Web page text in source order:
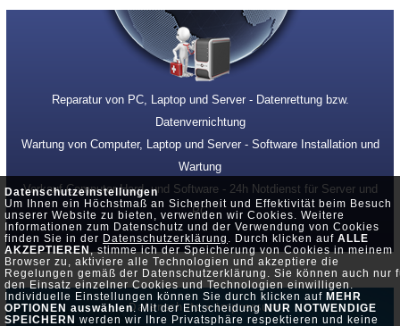
Datenschutzeinstellungen
Um Ihnen ein Höchstmaß an Sicherheit und Effektivität beim Besuch
unserer Website zu bieten, verwenden wir Cookies. Weitere
Informationen zum Datenschutz und der Verwendung von Cookies
finden Sie in der Datenschutzerklärung . Durch klicken auf ALLE
AKZEPTIEREN, stimme ich der Speicherung von Cookies in meinem
Browser zu, aktiviere alle Technologien und akzeptiere die
Regelungen gemäß der Datenschutzerklärung. Sie können auch nur
den Einsatz einzelner Cookies und Technologien einwilligen.
Individuelle Einstellungen können Sie durch klicken auf MEHR
OPTIONEN auswählen. Mit der EntscheidungNUR NOTWENDIGE
SPEICHERN werden wir Ihre Privatsphäre respektieren und keine
Reparatur von PC, Laptop und Server - Datenrettung bzw.
Datenvernichtung
Wartung von Computer, Laptop und Server - Software Installation und
Wartung
Verkauf Computer Hard- und Software - 24h Notdienst für Server und
PC
Datenschutz •Impressum